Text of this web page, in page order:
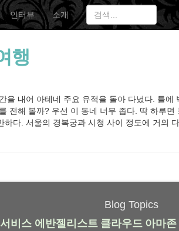
인터뷰 소개
행
을 내어 아테네 주요 유적을 돌아 다녔다. 틀에
전해 볼까? 우선 이 동네 너무 좁다. 딱 하루
하다. 서울의 경복궁과 시청 사이 정도에 거의
Blog Topics
비스 에반젤리스트 클라우드 아마존